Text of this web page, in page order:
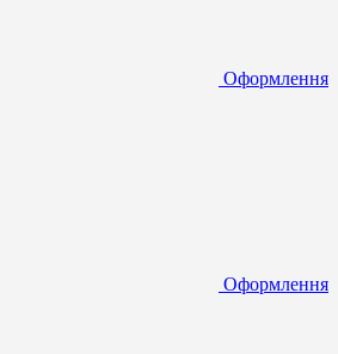
Оформлення
Оформлення